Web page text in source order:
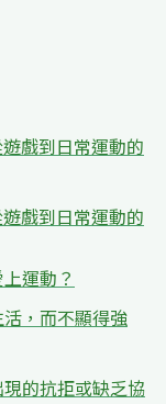
戲到日常運動的
戲到日常運動的
運動？
，而不顯得強
的抗拒或缺乏協